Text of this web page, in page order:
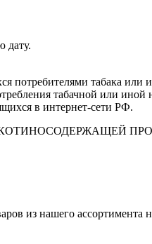
дату.
потребителями табака или
табачной или иной
в интернет-сети РФ.
из нашего ассортимента